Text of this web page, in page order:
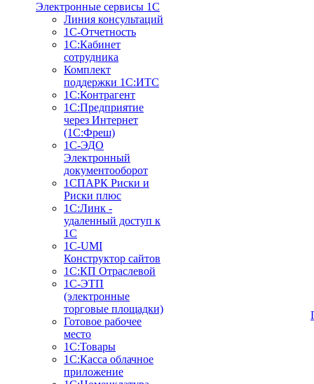
Электронные сервисы 1С
Линия консультаций
1С-Отчетность
1С:Кабинет
сотрудника
Комплект
поддержки 1С:ИТС
1С:Контрагент
1С:Предприятие
через Интернет
(1С:Фреш)
1С-ЭДО
Электронный
документооборот
1СПАРК Риски и
Риски плюс
1С:Линк -
удаленный доступ к
1С
1С-UMI
Конструктор сайтов
1С:КП Отраслевой
1С-ЭТП
(электронные
торговые площадки)
Готовое рабочее
место
1С:Товары
1С:Касса облачное
приложение